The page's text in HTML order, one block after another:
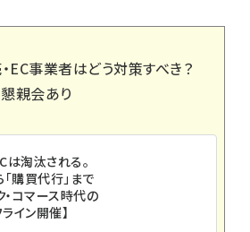
EC事業者はどう対策すべき？
親会あり
淘汰される。
購買代行」まで
・コマース時代の
イン開催】